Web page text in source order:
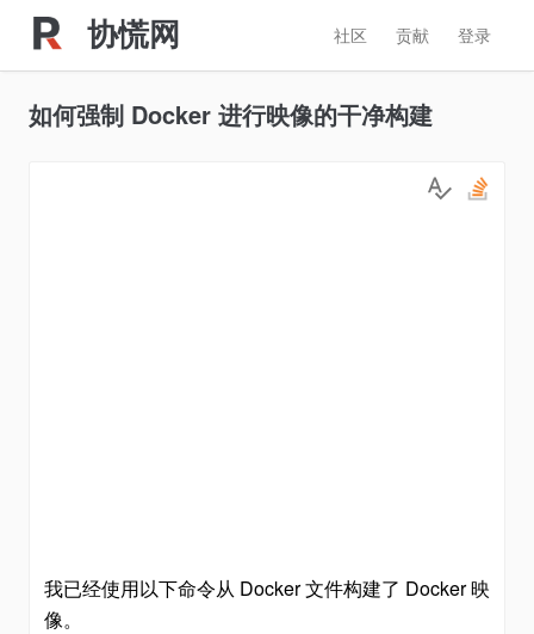
协慌网 登录
贡献
社区
如何强制 Docker 进行映像的干净构建
我已经使用以下命令从 Docker 文件构建了 Docker 映
像。